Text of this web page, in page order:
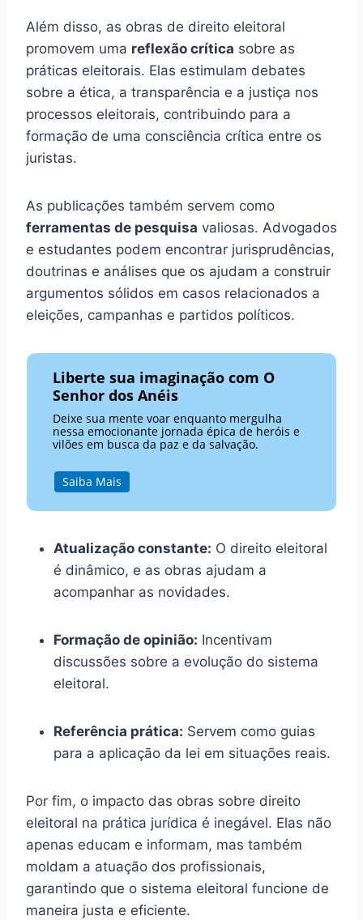
Além disso, as obras de direito eleitoral
promovem uma reflexão crítica sobre as
práticas eleitorais. Elas estimulam debates
sobre a ética, a transparência e a justiça nos
processos eleitorais, contribuindo para a
formação de uma consciência crítica entre os
juristas.
As publicações também servem como
ferramentas de pesquisa valiosas. Advogados
e estudantes podem encontrar jurisprudências,
doutrinas e análises que os ajudam a construir
argumentos sólidos em casos relacionados a
eleições, campanhas e partidos políticos.
Liberte sua imaginação com O
Senhor dos Anéis
Deixe sua mente voar enquanto mergulha
nessa emocionante jornada épica de heróis e
vilões em busca da paz e da salvação.
Saiba Mais
Atualização constante: O direito eleitoral
é dinâmico, e as obras ajudam a
acompanhar as novidades.
Formação de opinião: Incentivam
discussões sobre a evolução do sistema
eleitoral.
Referência prática: Servem como guias
para a aplicação da lei em situações reais.
Por fim, o impacto das obras sobre direito
eleitoral na prática jurídica é inegável. Elas não
apenas educam e informam, mas também
moldam a atuação dos profissionais,
garantindo que o sistema eleitoral funcione de
maneira justa e eficiente.